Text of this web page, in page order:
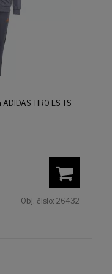
TIRO ES TS
Obj. čislo: 26432